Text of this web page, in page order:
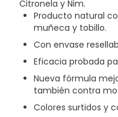
Citronela y Nim.
Producto natural
muñeca y tobillo.
Con envase
Eficacia probada
Nueva fórmula
también contra
Colores surtidos y